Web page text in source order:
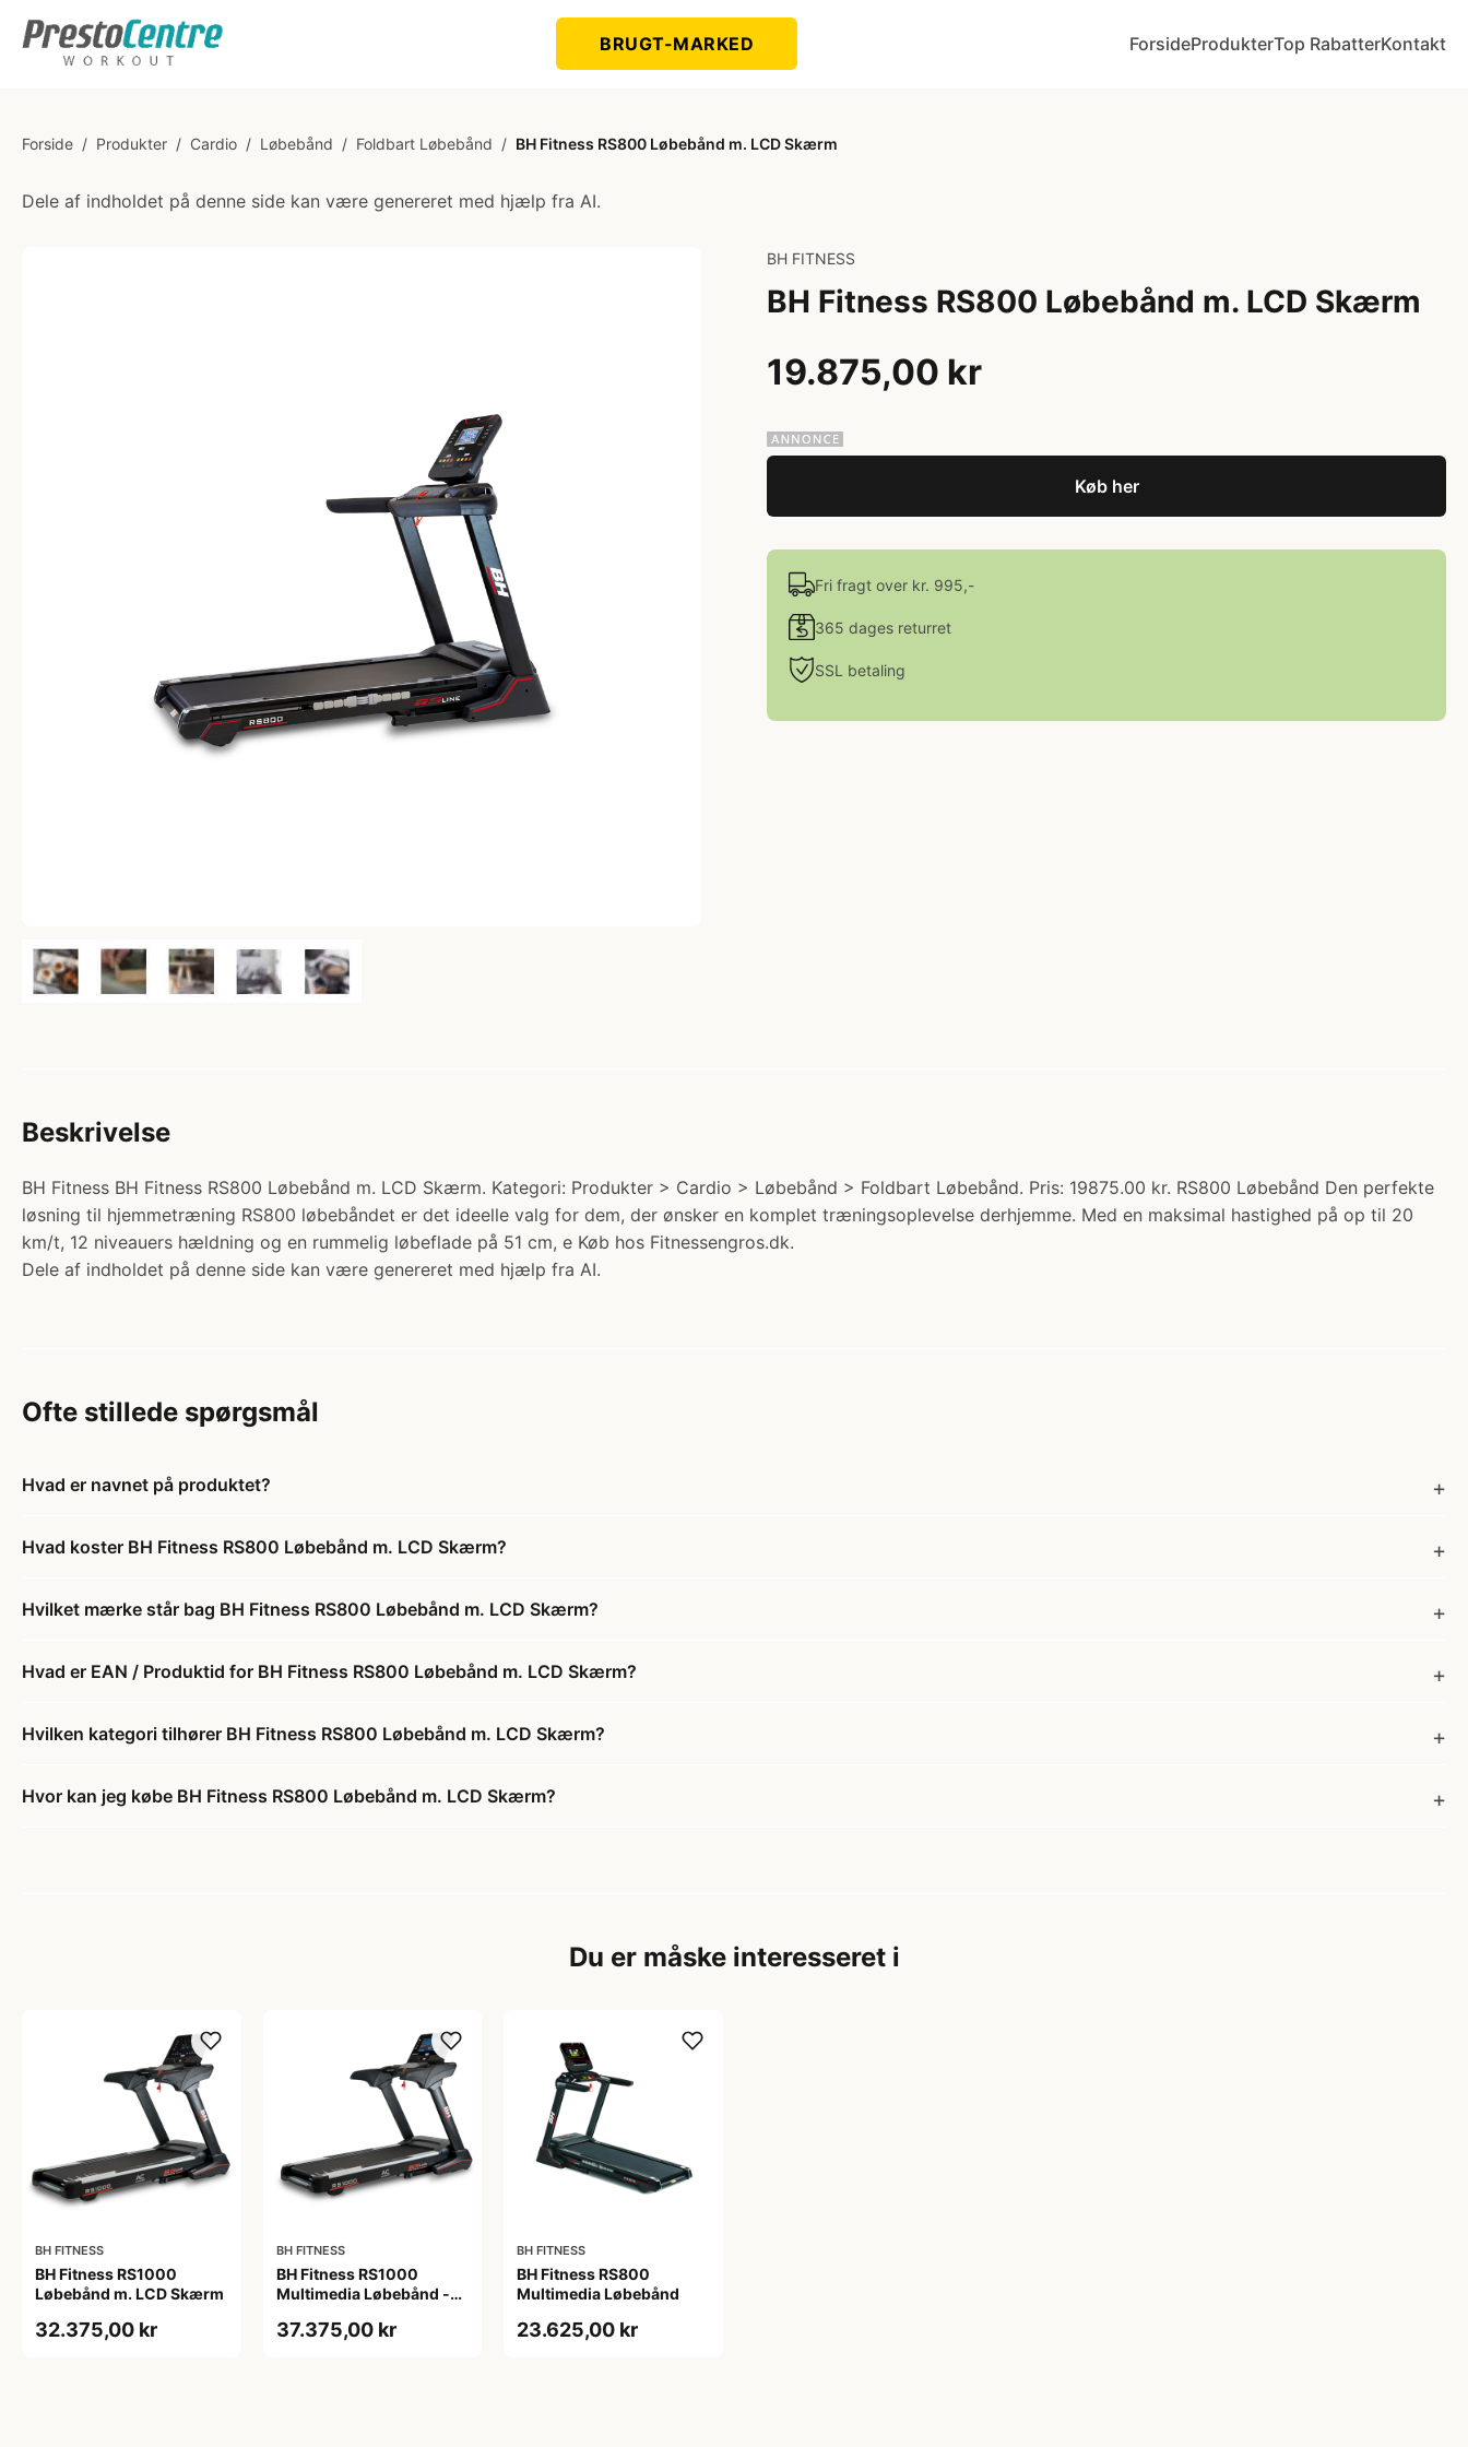
BRUGT-MARKED ForsideProdukterTop RabatterKontakt
Forside / Produkter / Cardio / Løbebånd / Foldbart Løbebånd / BH Fitness RS800 Løbebånd m. LCD Skærm
Dele af indholdet på denne side kan være genereret med hjælp fra AI.
BH FITNESS
BH Fitness RS800 Løbebånd m. LCD Skærm
19.875,00 kr
Køb her
Fri fragt over kr. 995,-
365 dages returret
SSL betaling
Beskrivelse
BH Fitness BH Fitness RS800 Løbebånd m. LCD Skærm. Kategori: Produkter > Cardio > Løbebånd > Foldbart Løbebånd. Pris: 19875.00 kr. RS800 Løbebånd Den perfekte
løsning til hjemmetræning RS800 løbebåndet er det ideelle valg for dem, der ønsker en komplet træningsoplevelse derhjemme. Med en maksimal hastighed på op til 20
km/t, 12 niveauers hældning og en rummelig løbeflade på 51 cm, e Køb hos Fitnessengros.dk.
Dele af indholdet på denne side kan være genereret med hjælp fra AI.
Ofte stillede spørgsmål
Hvad er navnet på produktet?
Hvad koster BH Fitness RS800 Løbebånd m. LCD Skærm?
Hvilket mærke står bag BH Fitness RS800 Løbebånd m. LCD Skærm?
Hvad er EAN / Produktid for BH Fitness RS800 Løbebånd m. LCD Skærm?
Hvilken kategori tilhører BH Fitness RS800 Løbebånd m. LCD Skærm?
Hvor kan jeg købe BH Fitness RS800 Løbebånd m. LCD Skærm?
Du er måske interesseret i
BH FITNESS
BH Fitness RS1000
Løbebånd m. LCD Skærm
32.375,00 kr
BH FITNESS
BH Fitness RS1000
Multimedia Løbebånd -
37.375,00 kr
BH FITNESS
BH Fitness RS800
Multimedia Løbebånd
23.625,00 kr